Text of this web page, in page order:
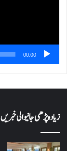
00:00
زیادہ پڑھی جانیوالی خبریں